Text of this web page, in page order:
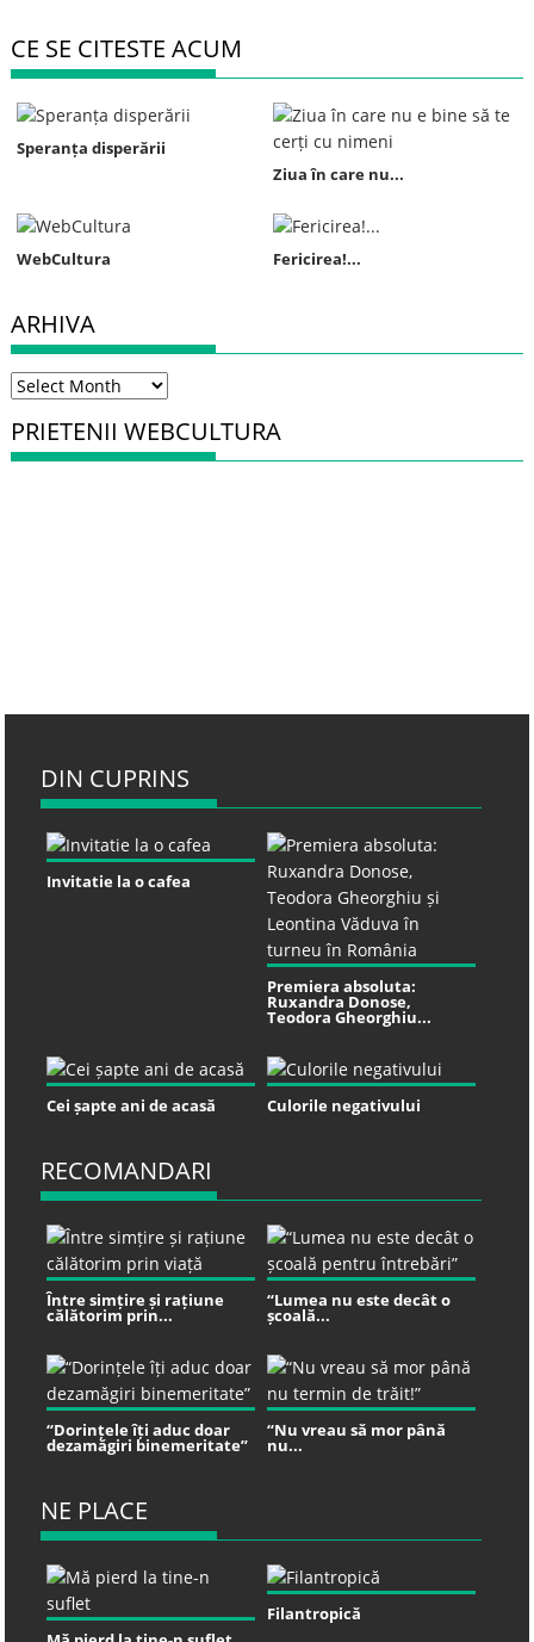
CE SE CITESTE ACUM
Speranța disperării
Ziua în care nu...
WebCultura Fericirea!...
ARHIVA
Arhiva
PRIETENII WEBCULTURA
DIN CUPRINS
Invitatie la o cafea
Premiera absoluta:
Ruxandra Donose,
Teodora Gheorghiu...
Cei șapte ani de acasă Culorile negativului
RECOMANDARI
Între simțire și rațiune
călătorim prin...
“Lumea nu este decât o
școală...
“Dorințele îți aduc doar
dezamăgiri binemeritate”
“Nu vreau să mor până
nu...
NE PLACE
Filantropică